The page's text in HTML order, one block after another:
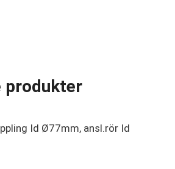
produkter